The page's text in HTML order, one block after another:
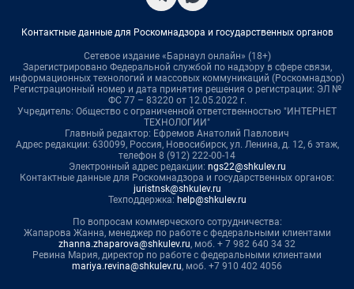
Контактные данные для Роскомнадзора и государственных органов
Сетевое издание «Барнаул онлайн» (18+)
Зарегистрировано Федеральной службой по надзору в сфере связи,
информационных технологий и массовых коммуникаций (Роскомнадзор)
Регистрационный номер и дата принятия решения о регистрации: ЭЛ №
ФС 77 – 83220 от 12.05.2022 г.
Учредитель: Общество с ограниченной ответственностью "ИНТЕРНЕТ
ТЕХНОЛОГИИ"
Главный редактор: Ефремов Анатолий Павлович
Адрес редакции: 630099, Россия, Новосибирск, ул. Ленина, д. 12, 6 этаж,
телефон 8 (912) 222-00-14
Электронный адрес редакции: ngs22@shkulev.ru
Контактные данные для Роскомнадзора и государственных органов:
juristnsk@shkulev.ru
Техподдержка: help@shkulev.ru
По вопросам коммерческого сотрудничества:
Жапарова Жанна, менеджер по работе с федеральными клиентами
zhanna.zhaparova@shkulev.ru, моб. + 7 982 640 34 32
Ревина Мария, директор по работе с федеральными клиентами
mariya.revina@shkulev.ru, моб. +7 910 402 4056